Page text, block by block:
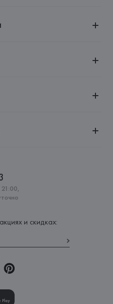
и скидках:
Play